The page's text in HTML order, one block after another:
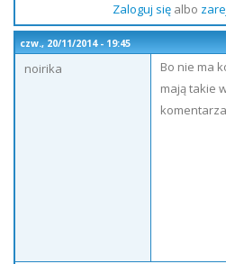
Zaloguj sięalbo
czw., 20/11/2014 - 19:45
noirika
Bo nie ma
mają takie
komentarza